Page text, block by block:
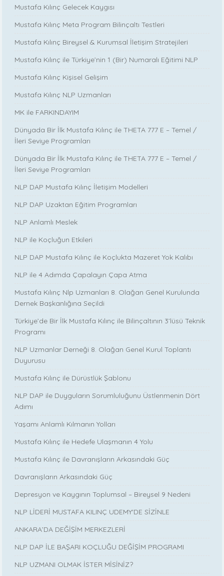
Mustafa Kılınç Gelecek Kaygısı
Mustafa Kılınç Meta Program Bilinçaltı Testleri
Mustafa Kılınç Bireysel & Kurumsal İletişim Stratejileri
Mustafa Kılınç ile Türkiye’nin 1 (Bir) Numaralı Eğitimi NLP
Mustafa Kılınç Kişisel Gelişim
Mustafa Kılınç NLP Uzmanları
MK ile FARKINDAYIM
Dünyada Bir İlk Mustafa Kılınç ile THETA 777 E – Temel /
İleri Seviye Programları
Dünyada Bir İlk Mustafa Kılınç ile THETA 777 E – Temel /
İleri Seviye Programları
NLP DAP Mustafa Kılınç İletişim Modelleri
NLP DAP Uzaktan Eğitim Programları
NLP Anlamlı Meslek
NLP ile Koçluğun Etkileri
NLP DAP Mustafa Kılınç ile Koçlukta Mazeret Yok Kalıbı
NLP ile 4 Adımda Çapalayın Çapa Atma
Mustafa Kılınç Nlp Uzmanları 8. Olağan Genel Kurulunda
Dernek Başkanlığına Seçildi
Türkiye’de Bir İlk Mustafa Kılınç ile Bilinçaltının 3’lüsü Teknik
Programı
NLP Uzmanlar Derneği 8. Olağan Genel Kurul Toplantı
Duyurusu
Mustafa Kılınç ile Dürüstlük Şablonu
NLP DAP ile Duyguların Sorumluluğunu Üstlenmenin Dört
Adımı
Yaşamı Anlamlı Kılmanın Yolları
Mustafa Kılınç ile Hedefe Ulaşmanın 4 Yolu
Mustafa Kılınç ile Davranışların Arkasındaki Güç
Davranışların Arkasındaki Güç
Depresyon ve Kaygının Toplumsal – Bireysel 9 Nedeni
NLP LİDERİ MUSTAFA KILINÇ UDEMY'DE SİZİNLE
ANKARA’DA DEĞİŞİM MERKEZLERİ
NLP DAP İLE BAŞARI KOÇLUĞU DEĞİŞİM PROGRAMI
NLP UZMANI OLMAK İSTER MİSİNİZ?